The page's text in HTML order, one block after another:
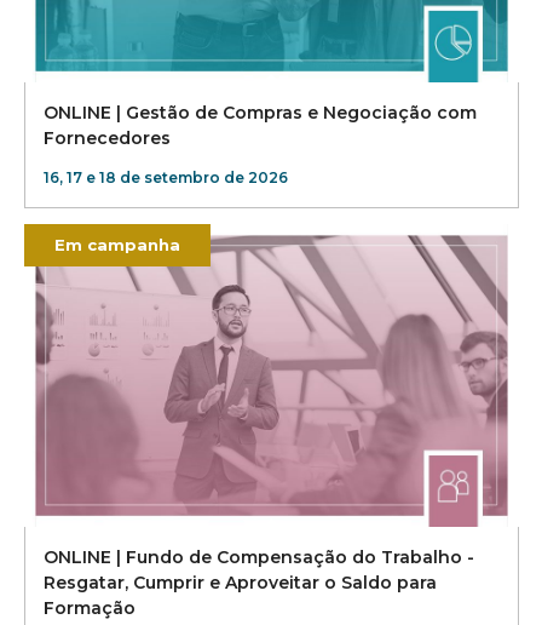
ONLINE | Gestão de Compras e Negociação com
Fornecedores
16, 17 e 18 de setembro de 2026
Em campanha
ONLINE | Fundo de Compensação do Trabalho -
Resgatar, Cumprir e Aproveitar o Saldo para
Formação